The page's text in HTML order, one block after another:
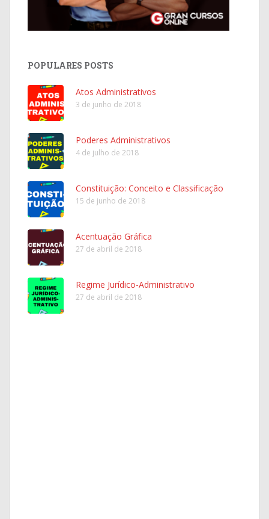
POPULARES POSTS
Atos Administrativos
3 de junho de 2018
Poderes Administrativos
4 de julho de 2018
Constituição: Conceito e Classificação
15 de junho de 2018
Acentuação Gráfica
27 de abril de 2018
Regime Jurídico-Administrativo
27 de abril de 2018